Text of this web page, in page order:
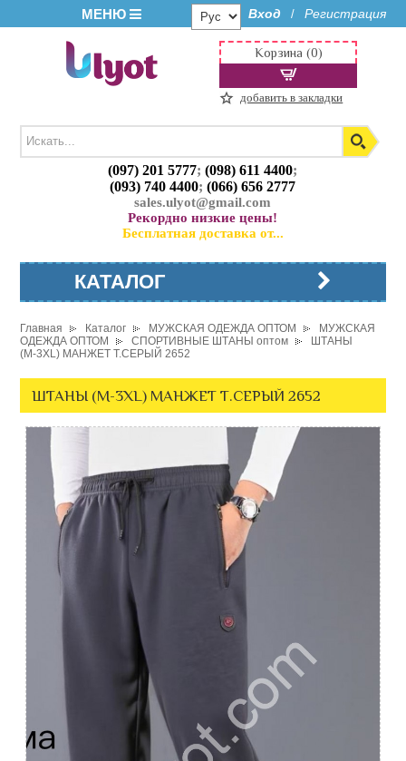
МЕНЮ Вход / Регистрация
(097) 201 5777;(098) 611 4400;
(093) 740 4400;(066) 656 2777
sales.ulyot@gmail.com
Рекордно низкие цены!
Бесплатная доставка от...
Корзина (0)
добавить в закладки
КАТАЛОГ
Главная Каталог МУЖСКАЯ ОДЕЖДА ОПТОМ
МУЖСКАЯ
ОДЕЖДА ОПТОМ
СПОРТИВНЫЕ ШТАНЫ оптом
ШТАНЫ
(М-3XL) МАНЖЕТ Т.СЕРЫЙ 2652
ШТАНЫ (М-3XL) МАНЖЕТ Т.СЕРЫЙ 2652